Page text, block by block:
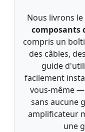
Nous livrons le
composants
compris un
des câbles,
guide
facilement
vous-même
sans aucune
amplificateur
une